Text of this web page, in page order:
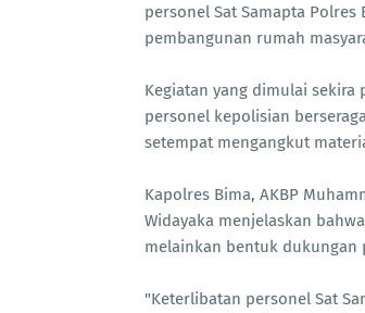
personel Sat Samapta
pembangunan rumah
Kegiatan yang dimulai sekira
personel kepolisian
setempat mengangkut
Kapolres Bima, AKBP
Widayaka menjelaskan
melainkan bentuk dukungan
"Keterlibatan personel Sat